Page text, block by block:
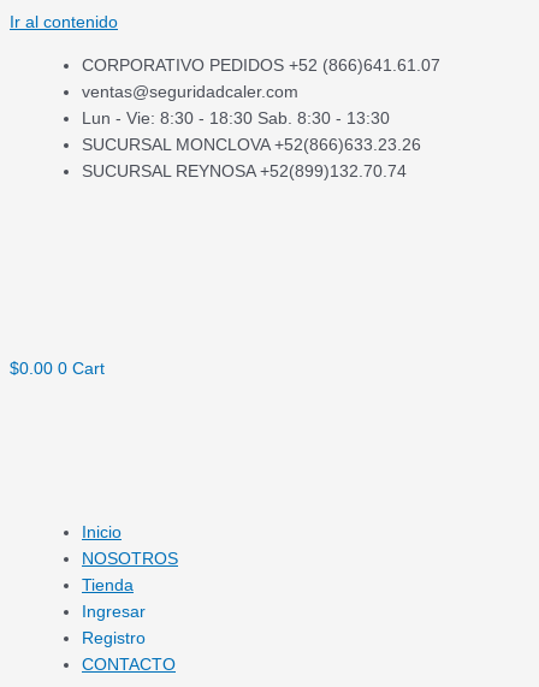
Ir al contenido
CORPORATIVO PEDIDOS +52 (866)641.61.07
ventas@seguridadcaler.com
Lun - Vie: 8:30 - 18:30 Sab. 8:30 - 13:30
SUCURSAL MONCLOVA +52(866)633.23.26
SUCURSAL REYNOSA +52(899)132.70.74
$0.00 0 Cart
Inicio
NOSOTROS
Tienda
Ingresar
Registro
CONTACTO